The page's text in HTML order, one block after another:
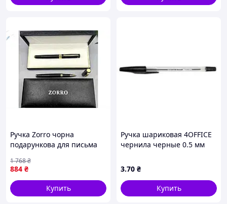
Ручка Zorro чорна
подарункова для письма
аксесуар для офісу та
навчання
884 ₴
1 768₴
Купить
Ручка шариковая 4OFFICE
чернила черные 0.5 мм
3.70 ₴
Купить